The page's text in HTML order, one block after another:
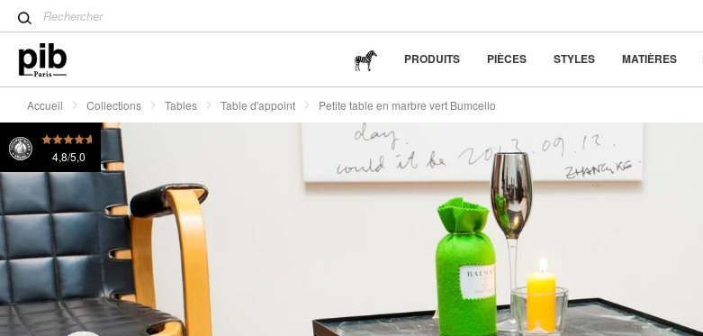
Wabi-Sabi : L'art de trouver la beauté dans la
PRODUITS PIÈCES STYLES MATIÈRES
Petite table en marbre vert Bumcello
Accueil Collections Tables Table d'appoint Petite table en marbre vert Bumcello
4,8/5,0